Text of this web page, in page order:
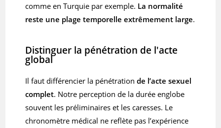
comme en Turquie par exemple. La normalité
reste une plage temporelle extrêmement large.
Distinguer la pénétration de l'acte
global
Il faut différencier la pénétration de l’acte sexuel
complet. Notre perception de la durée englobe
souvent les préliminaires et les caresses. Le
chronomètre médical ne reflète pas l’expérience